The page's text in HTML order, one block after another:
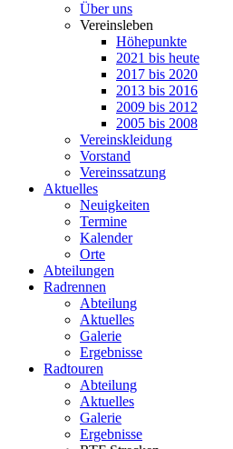
Über uns
Vereinsleben
Höhepunkte
2021 bis heute
2017 bis 2020
2013 bis 2016
2009 bis 2012
2005 bis 2008
Vereinskleidung
Vorstand
Vereinssatzung
Aktuelles
Neuigkeiten
Termine
Kalender
Orte
Abteilungen
Radrennen
Abteilung
Aktuelles
Galerie
Ergebnisse
Radtouren
Abteilung
Aktuelles
Galerie
Ergebnisse